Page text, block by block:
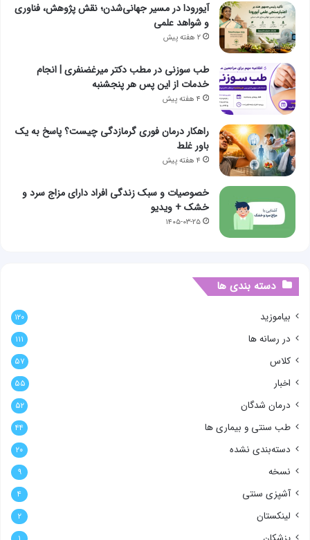
آیورودا در مسیر جهانی‌شدن؛ نقش پژوهش، فناوری
و شواهد علمی
۲ هفته پیش
طب سوزنی در مطب دکتر میرغضنفری | انجام
خدمات از این پس هر پنجشنبه
۴ هفته پیش
راهکار درمان فوری گرمازدگی چیست؟ پاسخ به یک
باور غلط
۴ هفته پیش
خصوصیات و سبک زندگی افراد دارای مزاج سرد و
خشک + ویدیو
۱۴۰۵-۰۳-۲۵
دسته بندی ها
بیاموزید ۱۲۰
در رسانه ها ۱۱۱
کلاس ۵۷
اخبار ۵۵
درمان شدگان ۵۲
طب سنتی و بیماری ها ۴۴
دسته‌بندی نشده ۲۰
نسخه ۹
آشپزی سنتی ۴
لینکستان ۲